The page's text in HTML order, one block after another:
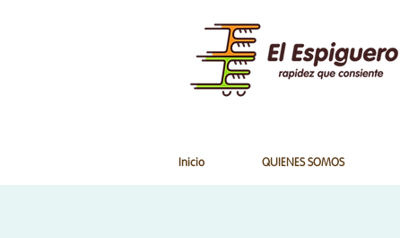
Inicio QUIENES SOMOS